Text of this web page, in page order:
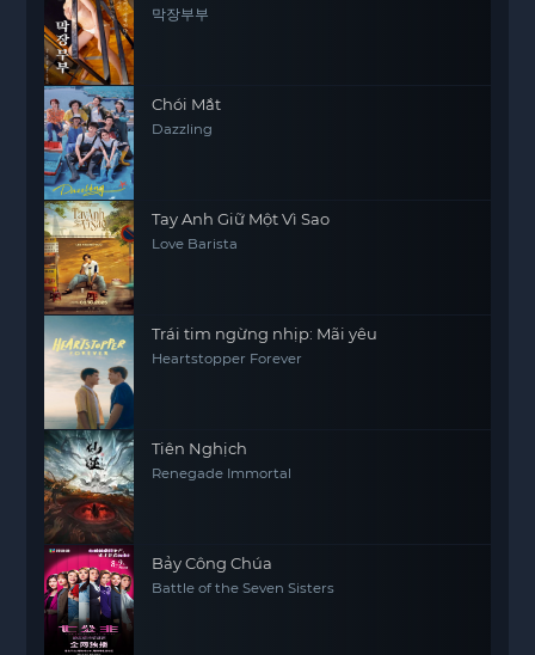
막장부부
Chói Mắt
Dazzling
Tay Anh Giữ Một Vì Sao
Love Barista
Trái tim ngừng nhịp: Mãi yêu
Heartstopper Forever
Tiên Nghịch
Renegade Immortal
Bảy Công Chúa
Battle of the Seven Sisters